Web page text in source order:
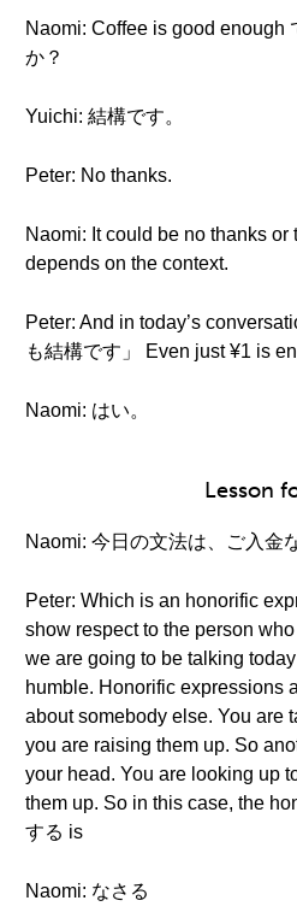
Naomi: Coffee is good enough
か？
Yuichi: 結構です。
Peter: No thanks.
Naomi: It could be no thanks or
depends on the context.
Peter: And in today’s
も結構です」 Even just ¥1 is
Naomi: はい。
Lesson
Naomi: 今日の文法は、ご入金
Peter: Which is an honorific
show respect to the person
we are going to be talking
humble. Honorific expressions
about somebody else. You are
you are raising them up. So
your head. You are looking up
them up. So in this case, the
する is
Naomi: なさる